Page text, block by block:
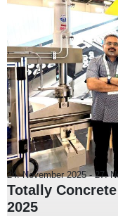
24. November 2025-27.
Totally
2025